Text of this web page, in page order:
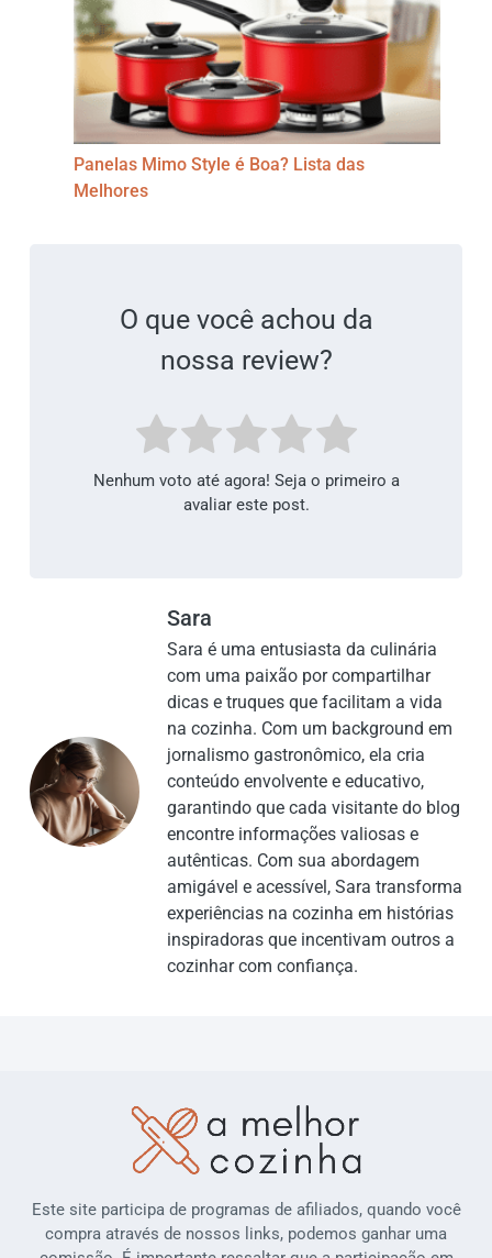
Panelas Mimo Style é Boa? Lista das
Melhores
O que você achou da
nossa review?
Nenhum voto até agora! Seja o primeiro a
avaliar este post.
Sara
Sara é uma entusiasta da culinária
com uma paixão por compartilhar
dicas e truques que facilitam a vida
na cozinha. Com um background em
jornalismo gastronômico, ela cria
conteúdo envolvente e educativo,
garantindo que cada visitante do blog
encontre informações valiosas e
autênticas. Com sua abordagem
amigável e acessível, Sara transforma
experiências na cozinha em histórias
inspiradoras que incentivam outros a
cozinhar com confiança.
Este site participa de programas de afiliados, quando você
compra através de nossos links, podemos ganhar uma